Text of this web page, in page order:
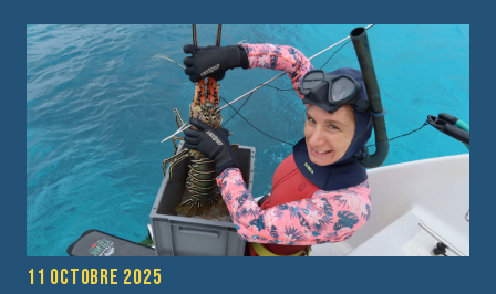
11 octobre 2025